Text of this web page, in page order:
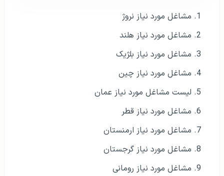
مشاغل مورد نیاز نروژ
مشاغل مورد نیاز هلند
مشاغل مورد نیاز بلژیک
مشاغل مورد نیاز چین
لیست مشاغل مورد نیاز عمان
مشاغل مورد نیاز قطر
مشاغل مورد نیاز ارمنستان
مشاغل مورد نیاز گرجستان
مشاغل مورد نیاز رومانی